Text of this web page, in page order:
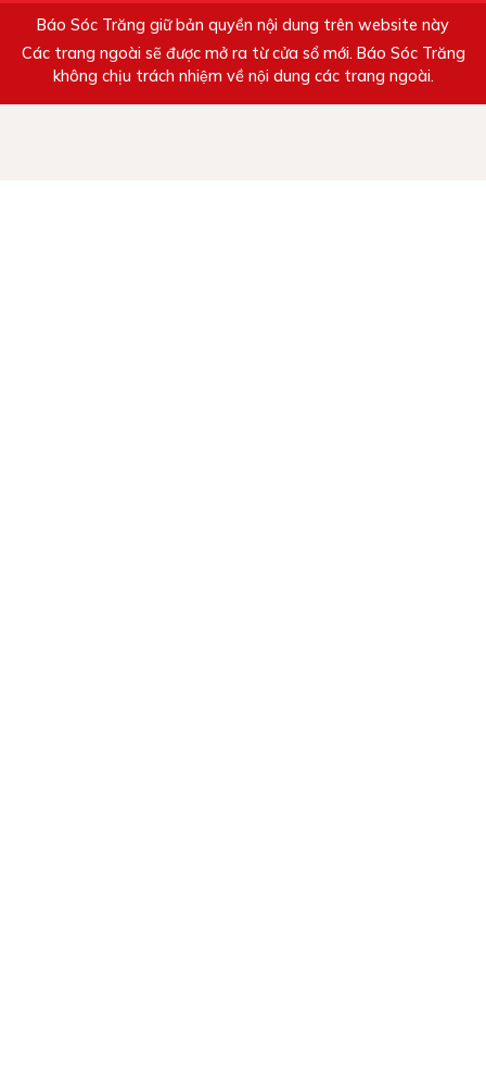
Báo Sóc Trăng giữ bản quyền nội dung trên website này
Các trang ngoài sẽ được mở ra từ cửa sổ mới. Báo Sóc Trăng
không chịu trách nhiệm về nội dung các trang ngoài.